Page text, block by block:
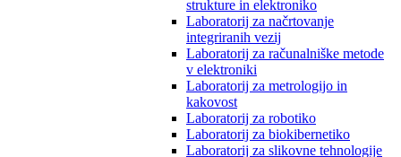
strukture in elektroniko
Laboratorij za načrtovanje
integriranih vezij
Laboratorij za računalniške metode
v elektroniki
Laboratorij za metrologijo in
kakovost
Laboratorij za robotiko
Laboratorij za biokibernetiko
Laboratorij za slikovne tehnologije